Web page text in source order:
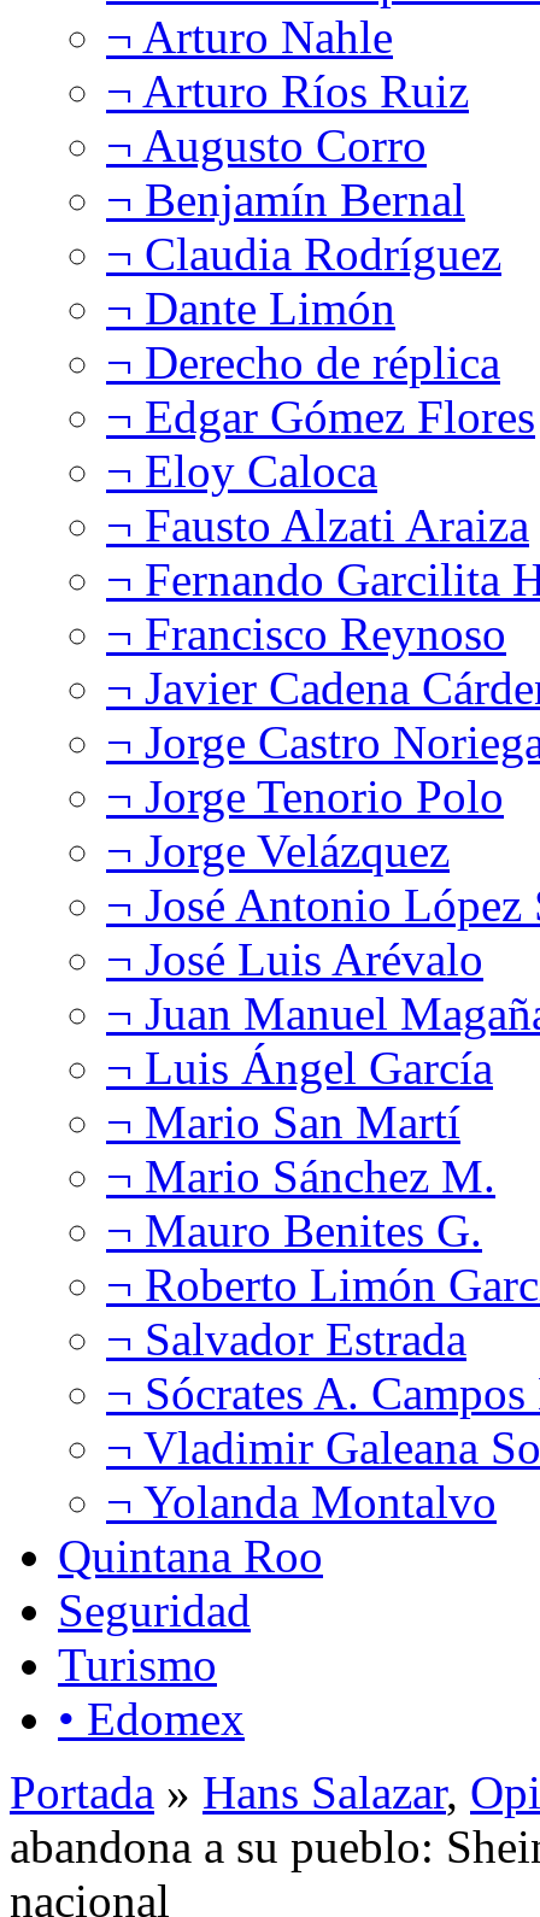
¬ Arturo Nahle
¬ Arturo Ríos Ruiz
¬ Augusto Corro
¬ Benjamín Bernal
¬ Claudia Rodríguez
¬ Dante Limón
¬ Derecho de réplica
¬ Edgar Gómez Flores
¬ Eloy Caloca
¬ Fausto Alzati Araiza
¬ Fernando Garcilita
¬ Francisco Reynoso
¬ Javier Cadena
¬ Jorge Castro
¬ Jorge Tenorio Polo
¬ Jorge Velázquez
¬ José Antonio López
¬ José Luis Arévalo
¬ Juan Manuel
¬ Luis Ángel García
¬ Mario San Martí
¬ Mario Sánchez M.
¬ Mauro Benites G.
¬ Roberto Limón
¬ Salvador Estrada
¬ Sócrates A.
¬ Vladimir Galeana
¬ Yolanda Montalvo
Quintana Roo
Seguridad
Turismo
• Edomex
Portada » Hans Salazar,
abandona a su pueblo:
nacional